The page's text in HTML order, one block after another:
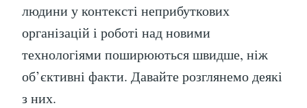
людини у контексті неприбуткових
організацій і роботі над новими
технологіями поширюються швидше, ніж
об’єктивні факти. Давайте розглянемо деякі
з них.